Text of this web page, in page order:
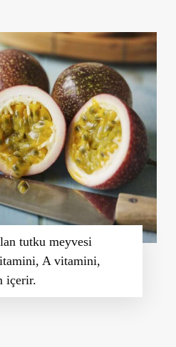
tutku meyvesi
A vitamini,
içerir.